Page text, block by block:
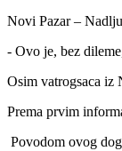
Novi Pazar –
- Ovo je, bez
Osim vatrogsaca iz
Prema prvim
Povodom ovog